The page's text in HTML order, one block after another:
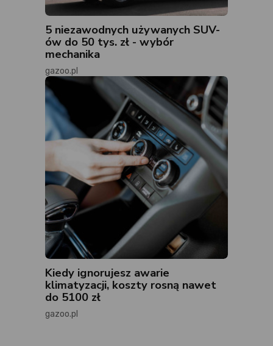
5 niezawodnych używanych SUV-
ów do 50 tys. zł - wybór
mechanika
gazoo.pl
Kiedy ignorujesz awarie
klimatyzacji, koszty rosną nawet
do 5100 zł
gazoo.pl